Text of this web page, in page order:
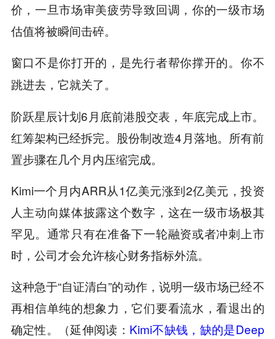
价，一旦市场审美疲劳导致回调，你的一级市场
估值将被瞬间击碎。
窗口不是你打开的，是先行者帮你撑开的。你不
跳进去，它就关了。
阶跃星辰计划6月底前港股交表，年底完成上市。
红筹架构已经拆完。股份制改造4月落地。所有前
置步骤在几个月内压缩完成。
Kimi一个月内ARR从1亿美元涨到2亿美元，投资
人主动向媒体披露这个数字，这在一级市场极其
罕见。通常只有在准备下一轮融资或者冲刺上市
时，公司才会允许核心财务指标外流。
这种急于“自证清白”的动作，说明一级市场已经不
再相信单纯的想象力，它们要看流水，看退出的
确定性。
（延伸阅读： Kimi不缺钱，缺的是Deep